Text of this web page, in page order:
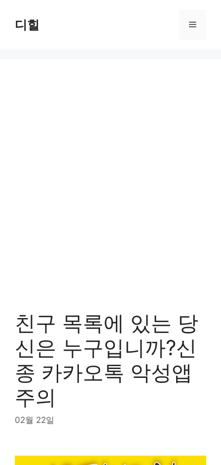
content디힐 Menu
친구 목록에 있는 당
신은 누구입니까?신
종 카카오톡 악성앱
주의
02월 22일